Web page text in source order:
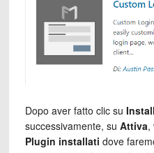
Dopo aver fatto clic su
successivamente, su Attiva,
Plugin installati dove